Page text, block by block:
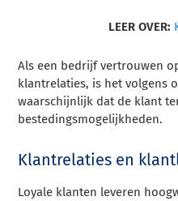
LEER OVER:
Als een bedrijf vertrouwen
klantrelaties, is het volgens
waarschijnlijk dat de klant
bestedingsmogelijkheden.
Klantrelaties en
Loyale klanten leveren